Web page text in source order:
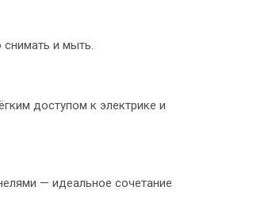
и мыть.
доступом к электрике и
— идеальное сочетание